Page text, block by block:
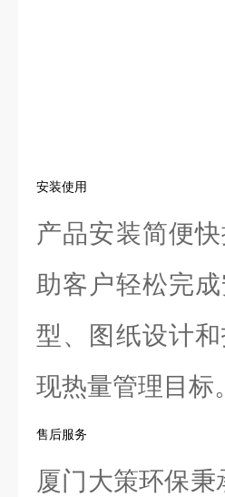
安装使用
产品安装简便
助客户轻松完
型、图纸设计
现热量管理目标。
售后服务
厦门大策环保